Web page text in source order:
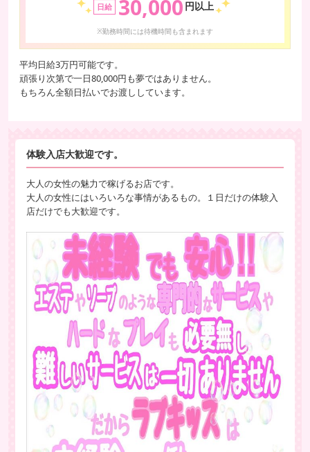
あなたの個性や雰囲気を活かしながら、今の自分のままでしっかりと稼
日給 30,000 円以上
※勤務時間には待機時間も含まれます
平均日給3万円可能です。
頑張り次第で一日80,000円も夢ではありません。
もちろん全額日払いでお渡ししています。
体験入店大歓迎です。
大人の女性の魅力で稼げるお店です。
大人の女性にはいろいろな事情があるもの。１日だけの体験入
店だけでも大歓迎です。